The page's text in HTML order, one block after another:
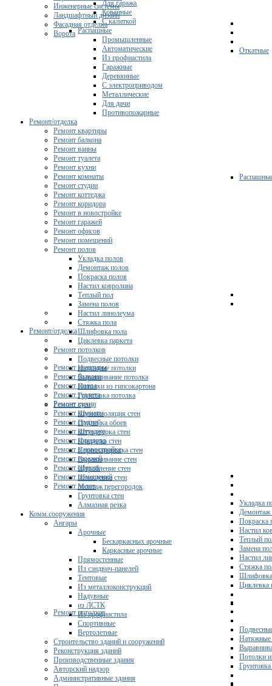
Инженерные системы
Ландшафтный дизайн
Фасадная отделка
Ворота
Откатные
Ремонт/отделка
Ремонт квартиры
Ремонт балкона
Ремонт ванны
Ремонт туалета
Ремонт кухни
Ремонт комнаты
Ремонт студии
Ремонт коттеджа
Ремонт коридора
Ремонт в новостройке
Ремонт гаражей
Ремонт офисов
Ремонт помещений
Ремонт полов
Укладка
Демонтаж
Покраска
Настил
Теплый
Замена
Настил
Стяжка
Циклевка
Ремонт потолков
Натяжные
Потолки
Для гаража
Кованные
С калиткой
Распашные
Промышленные
Автоматические
Из профнастила
Гаражные
Деревянные
С электроприводом
Металлические
Для дачи
Противопожарные
Ремонт/отделка
Ремонт квартиры
Ремонт балкона
Ремонт ванны
Ремонт туалета
Ремонт кухни
Ремонт комнаты
Ремонт студии
Ремонт коттеджа
Ремонт коридора
Ремонт в новостройке
Ремонт гаражей
Ремонт офисов
Ремонт помещений
Ремонт полов
Укладка полов
Демонтаж полов
Покраска полов
Настил ковролина
Теплый пол
Замена полов
Настил линолеума
Стяжка пола
Шлифовка пола
Циклевка паркета
Ремонт потолков
Подвесные потолки
Натяжные потолки
Выравнивание потолка
Потолки из гипсокартона
Грунтовка потолка
Ремонт стен
Шумоизоляция стен
Поклейка обоев
Штукатурка стен
Покраска стен
Перепланировка стен
Выравнивание стен
Штробление стен
Шпаклевка стен
Монтаж перегородок
Грунтовка стен
Алмазная резка
Комм.сооружения
Ангары
Арочные
Бескаркасных арочные
Каркасные арочные
Прямостенные
Из сэндвич-панелей
Тентовые
Из металлоконструкций
Надувные
из ЛСТК
Из профнастила
Спортивные
Вертолетные
Строительство зданий и сооружений
Реконструкция зданий
Производственные здания
Авторский надзор
Административные здания